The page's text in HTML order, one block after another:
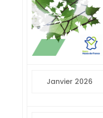
Janvier 2026